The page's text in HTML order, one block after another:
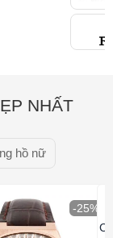
NHẤT
hồ nữ
-25%